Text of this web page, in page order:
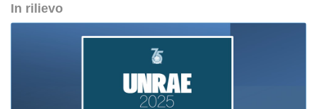
In rilievo